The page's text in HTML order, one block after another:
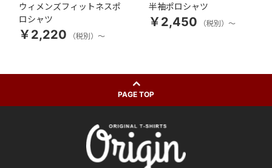
ウィメンズフィットネスポ
ロシャツ
￥2,220 （税別）～
半袖ポロシャツ
￥2,450 （税別）～
PAGE TOP